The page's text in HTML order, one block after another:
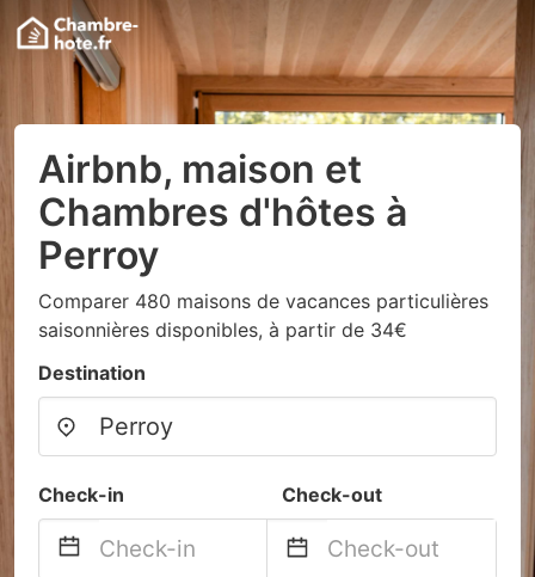
Airbnb, maison et
Chambres d'hôtes à
Perroy
Comparer 480 maisons de vacances particulières
saisonnières disponibles, à partir de 34€
Destination
Check-in Check-out